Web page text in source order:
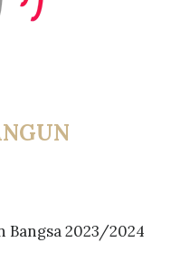
Bangsa 2023/2024